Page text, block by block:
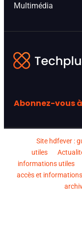
Multimédia
Abonnez-vous
Site hdfever :
utiles
informations utiles
accès et